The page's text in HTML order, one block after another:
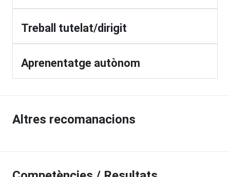
Treball tutelat/dirigit
Aprenentatge autònom
Altres recomanacions